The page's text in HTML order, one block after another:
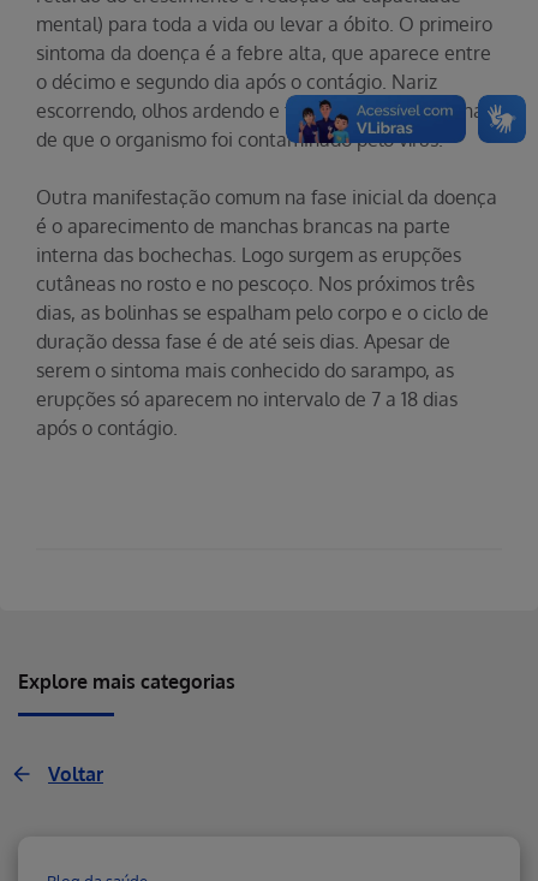
mental) para toda a vida ou levar a óbito. O primeiro
sintoma da doença é a febre alta, que aparece entre
o décimo e segundo dia após o contágio. Nariz
escorrendo, olhos ardendo e tosse também são sinais
de que o organismo foi contaminado pelo vírus.
Outra manifestação comum na fase inicial da doença
é o aparecimento de manchas brancas na parte
interna das bochechas. Logo surgem as erupções
cutâneas no rosto e no pescoço. Nos próximos três
dias, as bolinhas se espalham pelo corpo e o ciclo de
duração dessa fase é de até seis dias. Apesar de
serem o sintoma mais conhecido do sarampo, as
erupções só aparecem no intervalo de 7 a 18 dias
após o contágio.
Explore mais categorias
Voltar